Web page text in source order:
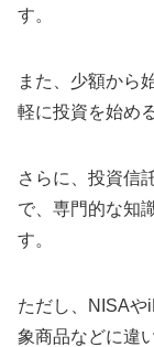
す。
また、少額から
軽に投資を始め
さらに、投資信
で、専門的な知
す。
ただし、NISA
象商品などに違